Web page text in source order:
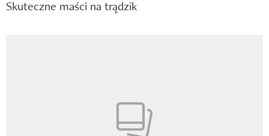
Skuteczne maści na trądzik